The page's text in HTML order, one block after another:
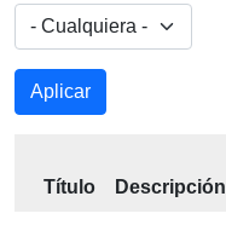
Título Descripción